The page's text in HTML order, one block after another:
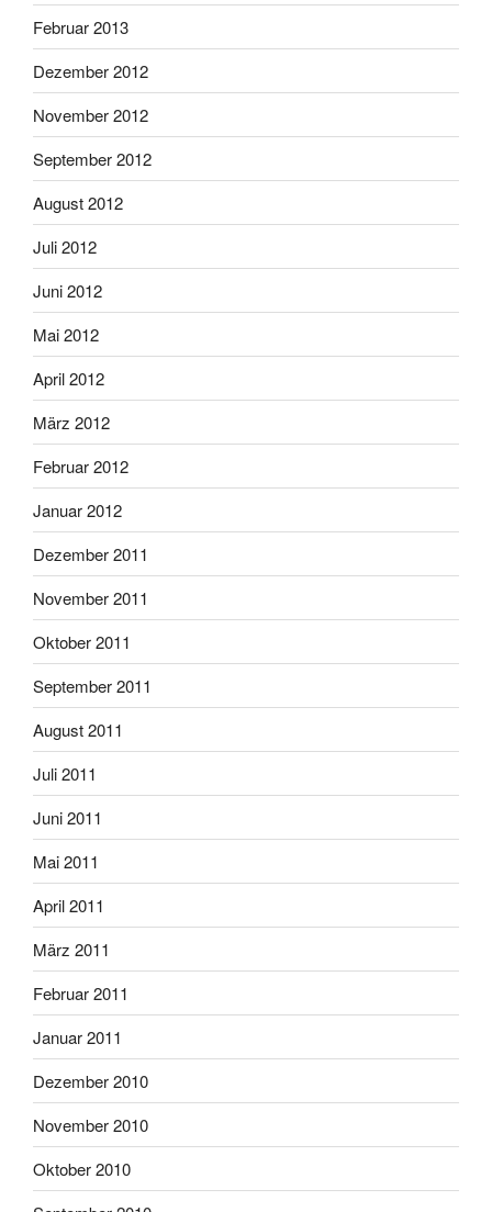
Februar 2013
Dezember 2012
November 2012
September 2012
August 2012
Juli 2012
Juni 2012
Mai 2012
April 2012
März 2012
Februar 2012
Januar 2012
Dezember 2011
November 2011
Oktober 2011
September 2011
August 2011
Juli 2011
Juni 2011
Mai 2011
April 2011
März 2011
Februar 2011
Januar 2011
Dezember 2010
November 2010
Oktober 2010